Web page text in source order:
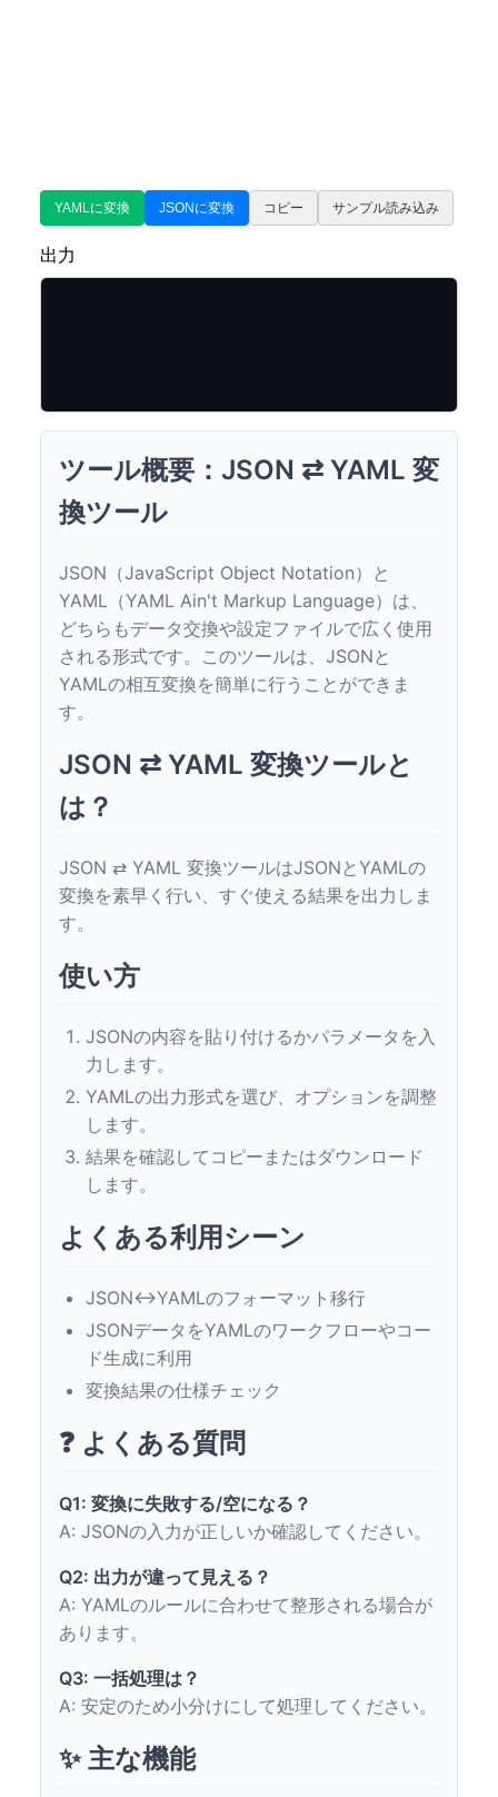
YAMLに変換 JSONに変換 コピー サンプル読み込み
出力
ツール概要：JSON ⇄ YAML 変
換ツール
JSON（JavaScript Object Notation）と
YAML（YAML Ain't Markup Language）は、
どちらもデータ交換や設定ファイルで広く使用
される形式です。このツールは、JSONと
YAMLの相互変換を簡単に行うことができま
す。
JSON ⇄ YAML 変換ツールと
は？
JSON ⇄ YAML 変換ツールはJSONとYAMLの
変換を素早く行い、すぐ使える結果を出力しま
す。
使い方
JSONの内容を貼り付けるかパラメータを入
力します。
YAMLの出力形式を選び、オプションを調整
します。
結果を確認してコピーまたはダウンロード
します。
よくある利用シーン
JSON↔YAMLのフォーマット移行
JSONデータをYAMLのワークフローやコー
ド生成に利用
変換結果の仕様チェック
❓ よくある質問
Q1: 変換に失敗する/空になる？
A: JSONの入力が正しいか確認してください。
Q2: 出力が違って見える？
A: YAMLのルールに合わせて整形される場合が
あります。
Q3: 一括処理は？
A: 安定のため小分けにして処理してください。
✨ 主な機能